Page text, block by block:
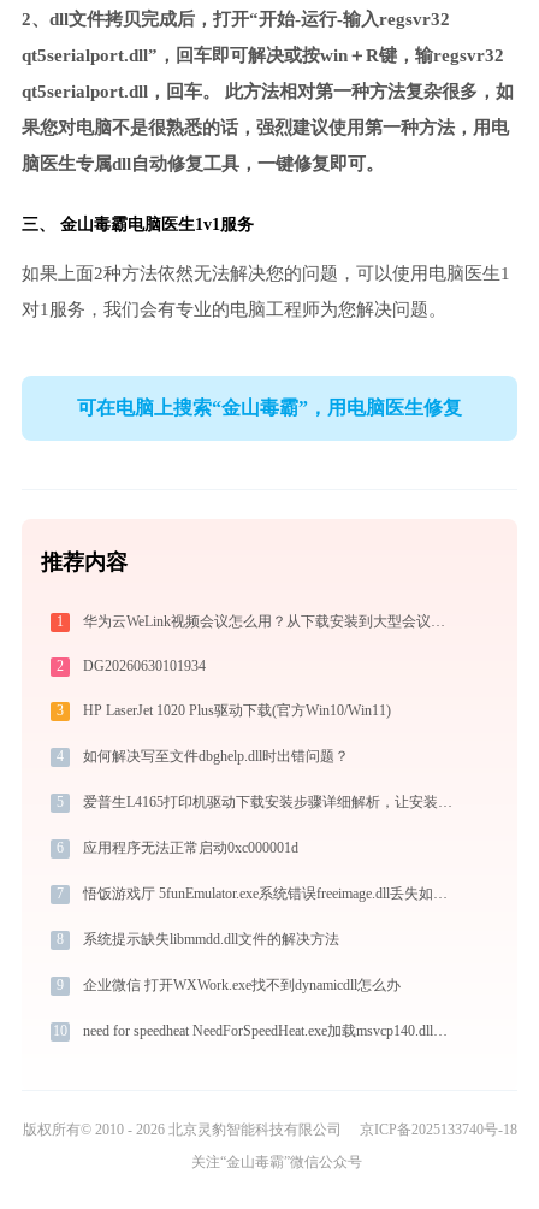
2、dll文件拷贝完成后，打开“开始-运行-输入regsvr32
qt5serialport.dll”，回车即可解决或按win＋R键，输regsvr32
qt5serialport.dll，回车。 此方法相对第一种方法复杂很多，如
果您对电脑不是很熟悉的话，强烈建议使用第一种方法，用电
脑医生专属dll自动修复工具，一键修复即可。
三、 金山毒霸电脑医生1v1服务
如果上面2种方法依然无法解决您的问题，可以使用电脑医生1
对1服务，我们会有专业的电脑工程师为您解决问题。
可在电脑上搜索“金山毒霸”，用电脑医生修复
推荐内容
1 华为云WeLink视频会议怎么用？从下载安装到大型会议主持的全流程指南
2 DG20260630101934
3 HP LaserJet 1020 Plus驱动下载(官方Win10/Win11)
4 如何解决写至文件dbghelp.dll时出错问题？
5 爱普生L4165打印机驱动下载安装步骤详细解析，让安装更简单
6 应用程序无法正常启动0xc000001d
7 悟饭游戏厅 5funEmulator.exe系统错误freeimage.dll丢失如何解决
8 系统提示缺失libmmdd.dll文件的解决方法
9 企业微信 打开WXWork.exe找不到dynamicdll怎么办
10 need for speedheat NeedForSpeedHeat.exe加载msvcp140.dll文件丢失处理办法
版权所有© 2010 - 2026 北京灵豹智能科技有限公司
京ICP备2025133740号-18
关注“金山毒霸”微信公众号